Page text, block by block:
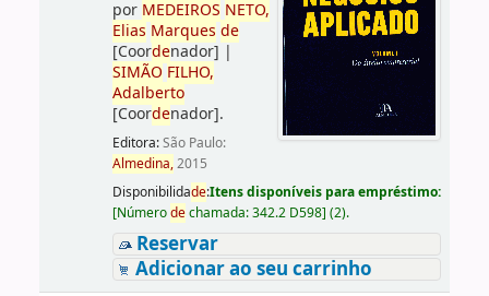
por MEDEIROS NETO,
Elias Marques de
[Coordenador] |
SIMÃO FILHO,
Adalberto
[Coordenador].
Editora:São Paulo:
Almedina,2015
Disponibilidade:Itens disponíveis para empréstimo:
[Númerodechamada:342.2 D598] (2).
Reservar
Adicionar ao seu carrinho